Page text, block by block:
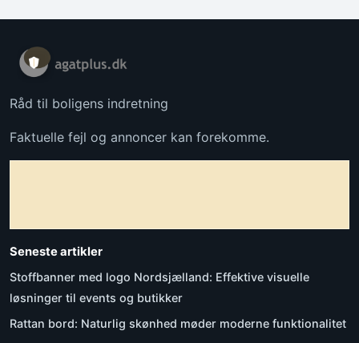
Råd til boligens indretning
Faktuelle fejl og annoncer kan forekomme.
Seneste artikler
Stoffbanner med logo Nordsjælland: Effektive visuelle
løsninger til events og butikker
Rattan bord: Naturlig skønhed møder moderne funktionalitet